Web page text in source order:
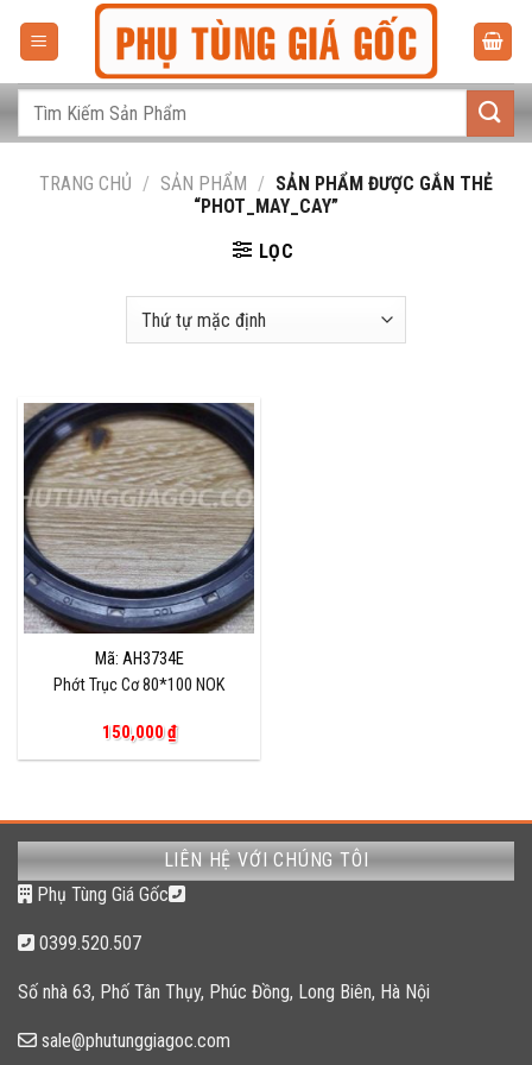
dungTìm
TRANG CHỦ / SẢN PHẨM / SẢN PHẨM ĐƯỢC GẮN THẺ
“PHOT_MAY_CAY”
LỌC
Mã: AH3734E
Phớt Trục Cơ 80*100 NOK
150,000₫
LIÊN HỆ VỚI CHÚNG TÔI
Phụ Tùng Giá Gốc
0399.520.507
Số nhà 63, Phố Tân Thụy, Phúc Đồng, Long Biên, Hà Nội
sale@phutunggiagoc.com